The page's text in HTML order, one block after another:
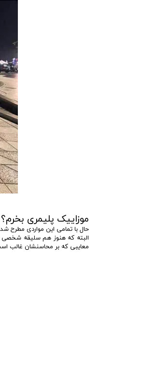
موزاییک پلیمری بخرم؟
حال با تمامی این مواردی مطرح
البته که هنوز هم سلیقه شخصی
معایبی که بر محاسنشان غالب